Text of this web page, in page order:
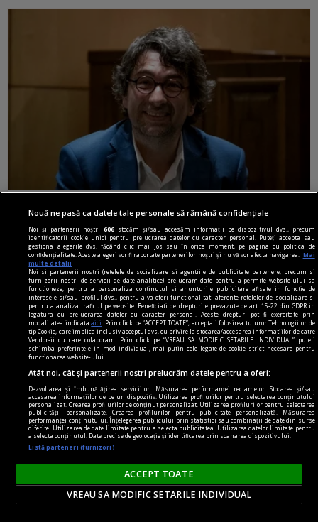
Dalí la București
Dalí vorbește românilor pe limba lor,
spunîndu‑le, totuși, o poveste pe care nu o pot
auzi de la nici un alt artist.
Sever VOINESCU
dalí
Nouă ne pasă ca datele tale personale să rămână confidențiale
Noi și partenerii noștri606 stocăm și/sau accesăm informații pe dispozitivul dvs., precum
identificatorii cookie unici pentru prelucrarea datelor cu caracter personal. Puteți accepta sau
gestiona alegerile dvs. făcând clic mai jos sau în orice moment, pe pagina cu politica de
confidențialitate. Aceste alegeri vor fi raportate partenerilor noștri și nu vă vor afecta navigarea.
Mai
multe detalii
Noi si partenerii nostri (retelele de socializare si agentiile de publicitate partenere, precum si
furnizorii nostri de servicii de date analitice) prelucram date pentru a permite website-ului sa
functioneze, pentru a personaliza continutul si anunturile publicitare afisate in functie de
interesele si/sau profilul dvs., pentru a va oferi functionalitati aferente retelelor de socializare si
pentru a analiza traficul pe website. Beneficiati de drepturile prevazute de art. 15-22 din GDPR in
legatura cu prelucrarea datelor cu caracter personal. Aceste drepturi pot fi exercitate prin
modalitatea indicataaici
. Prin click pe “ACCEPT TOATE”, acceptati folosirea tuturor Tehnologiilor de
tip Cookie, care implica inclusiv acceptul dvs. cu privire la stocarea/accesarea informatiilor de catre
Vendor-ii cu care colaboram. Prin click pe “VREAU SA MODIFIC SETARILE INDIVIDUAL” puteti
schimba preferintele in mod individual, mai putin cele legate de cookie strict necesare pentru
functionarea website-ului.
Atât noi, cât și partenerii noștri prelucrăm datele pentru a oferi:
Dezvoltarea și îmbunătățirea serviciilor. Măsurarea performanței reclamelor. Stocarea și/sau
accesarea informațiilor de pe un dispozitiv. Utilizarea profilurilor pentru selectarea conținutului
personalizat. Crearea profilurilor de conținut personalizat. Utilizarea profilurilor pentru selectarea
publicității personalizate. Crearea profilurilor pentru publicitate personalizată. Măsurarea
performanței conținutului. Înțelegerea publicului prin statistici sau combinații de date din surse
diferite. Utilizarea de date limitate pentru a selecta publicitatea. Utilizarea datelor limitate pentru
a selecta conținutul. Date precise de geolocație și identificarea prin scanarea dispozitivului.
Listă parteneri (furnizori)
ACCEPT TOATE
VREAU SA MODIFIC SETARILE INDIVIDUAL